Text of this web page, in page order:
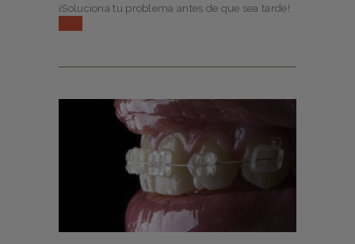
¡Soluciona tu problema antes de que sea tarde!